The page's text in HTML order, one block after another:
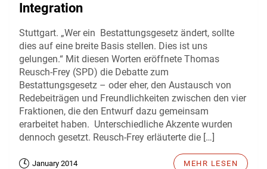
Integration
Stuttgart. „Wer ein Bestattungsgesetz ändert, sollte
dies auf eine breite Basis stellen. Dies ist uns
gelungen.“ Mit diesen Worten eröffnete Thomas
Reusch-Frey (SPD) die Debatte zum
Bestattungsgesetz – oder eher, den Austausch von
Redebeiträgen und Freundlichkeiten zwischen den vier
Fraktionen, die den Entwurf dazu gemeinsam
erarbeitet haben. Unterschiedliche Akzente wurden
dennoch gesetzt. Reusch-Frey erläuterte die […]
January 2014 MEHR LESEN